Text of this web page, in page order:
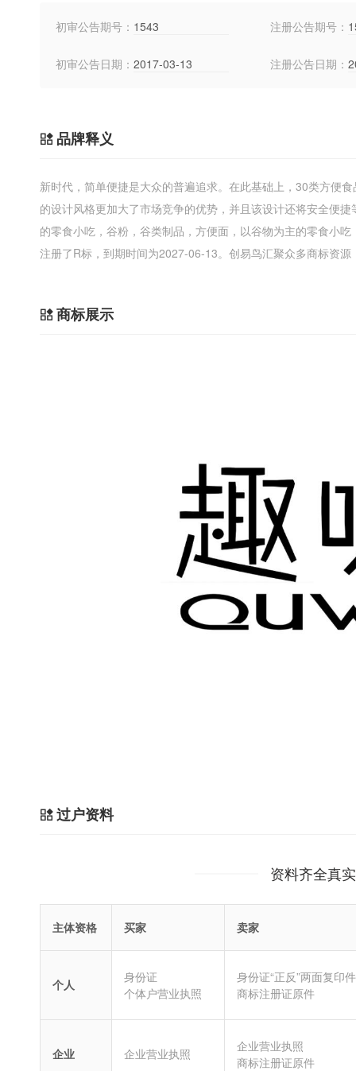
初审公告期号： 1543 注册公告期号：
初审公告日期： 2017-03-13 注册公告日期：
品牌释义
新时代，简单便捷是大众的普遍追求。在此基础上，30类方便
的设计风格更加大了市场竞争的优势，并且该设计还将安全便
的零食小吃，谷粉，谷类制品，方便面，以谷物为主的零食小
注册了R标，到期时间为2027-06-13。创易鸟汇聚众多商标资
商标展示
过户资料
资料齐全真
主体资格 买家 卖家
个人
身份证
个体户营业执照
身份证“正反”两面复印件
商标注册证原件
企业 企业营业执照
企业营业执照
商标注册证原件